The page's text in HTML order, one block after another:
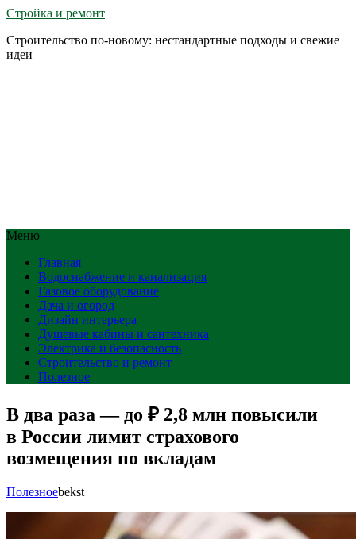
Стройка и ремонт
Строительство по-новому: нестандартные подходы и свежие
идеи
Меню
Главная
Водоснабжение и канализация
Газовое оборудование
Дача и огород
Дизайн интерьера
Душевые кабины и сантехника
Электрика и безопасность
Строительство и ремонт
Полезное
В два раза — до ₽ 2,8 млн повысили
в России лимит страхового
возмещения по вкладам
Полезноеbekst